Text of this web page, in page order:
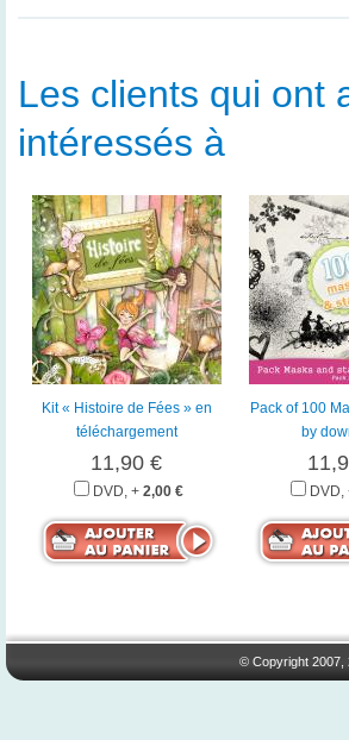
Les clients qui ont
intéressés à
Kit « Histoire de Fées » en
téléchargement
11,90 €
DVD, + 2,00 €
Pack of 100
by
DVD,
© Copyright 2007,